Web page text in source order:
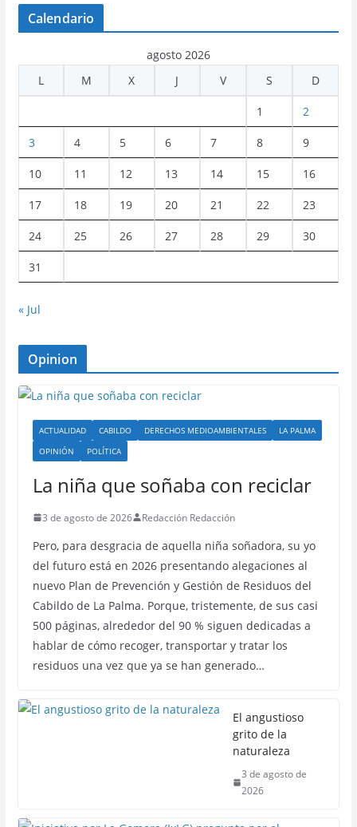
Calendario
agosto 2026
L
M X J V S D
1 2
3 4 5 6 7 8 9
10 11 12 13 14 15 16
17 18 19 20 21 22 23
24 25 26 27 28 29 30
31
« Jul
Opinion
ACTUALIDAD CABILDO DERECHOS MEDIOAMBIENTALES
LA PALMA
OPINIÓN
POLÍTICA
La niña que soñaba con reciclar
3 de agosto de 2026 Redacción Redacción
Pero, para desgracia de aquella niña soñadora, su yo
del futuro está en 2026 presentando alegaciones al
nuevo Plan de Prevención y Gestión de Residuos del
Cabildo de La Palma. Porque, tristemente, de sus casi
500 páginas, alrededor del 90 % siguen dedicadas a
hablar de cómo recoger, transportar y tratar los
residuos una vez que ya se han generado…
El angustioso
grito de la
naturaleza
3 de agosto de
2026